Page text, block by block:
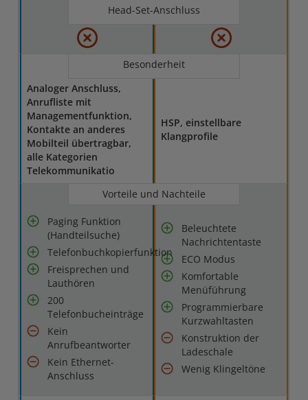
Head-Set-Anschluss
Besonderheit
Analoger Anschluss,
Anrufliste mit
Managementfunktion,
Kontakte an anderes
Mobilteil übertragbar,
alle Kategorien
Telekommunikatio
HSP, einstellbare
Klangprofile
Vorteile und Nachteile
Paging Funktion
(Handteilsuche)
Telefonbuchkopierfunktion
Freisprechen und
Lauthören
200
Telefonbucheinträge
Kein
Anrufbeantworter
Kein Ethernet-
Anschluss
Beleuchtete
Nachrichtentaste
ECO Modus
Komfortable
Menüführung
Programmierbare
Kurzwahltasten
Konstruktion der
Ladeschale
Wenig Klingeltöne